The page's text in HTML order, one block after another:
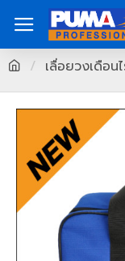
เลื่อยวงเดือน